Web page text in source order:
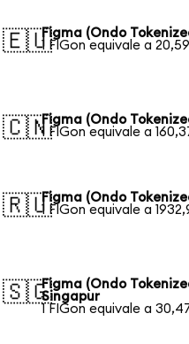
🇪🇺Figma (Ondo
1 FIGon equivale a
🇨🇳Figma (Ondo
1 FIGon equivale a
🇷🇺Figma (Ondo
1 FIGon equivale a
🇸🇬Figma (Ondo
Singapur
1 FIGon equivale a